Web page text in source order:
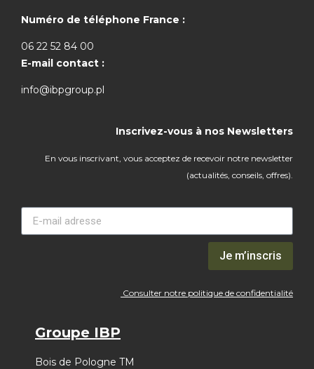
Numéro de téléphone France :
06 22 52 84 00
E-mail contact :
info@ibpgroup.pl
Inscrivez-vous à nos Newsletters
En vous inscrivant, vous acceptez de recevoir notre newsletter
(actualités, conseils, offres).
Je m’inscris
Consulter notre politique de confidentialité
Groupe IBP
Bois de Pologne TM